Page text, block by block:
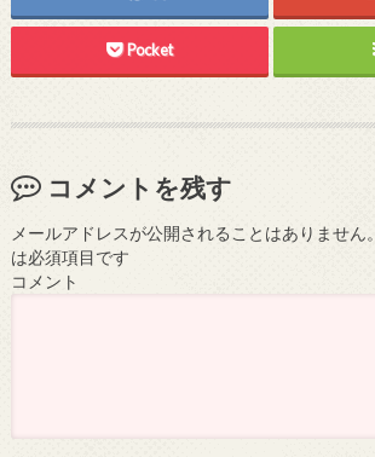
Pocket
コメントを残す
メールアドレスが公開されることはありません。
は必須項目です
コメント